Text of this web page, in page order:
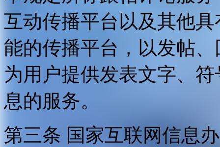
互动传播平台以及其他
能的传播平台，以发帖
为用户提供发表文字、
息的服务。
第三条 国家互联网信息